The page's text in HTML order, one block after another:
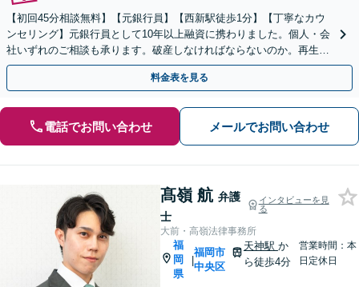
【初回45分相談無料】【元銀行員】【西新駅徒歩1分】【丁寧なカウ
ンセリング】元銀行員として10年以上融資に携わりました。個人・会
社いずれのご相談も承ります。破産しなければならないのか。再生で
きるのか。そこから真剣に検討させていただきます。
料金表を見る
電話でお問い合わせ メールでお問い合わせ
髙嶺 航 弁護
士
インタビューを見
る
大前・高嶺法律事務所
福
岡
県
|
福岡市
中央区
天神駅 か
ら徒歩4分
営業時間：本
日定休日